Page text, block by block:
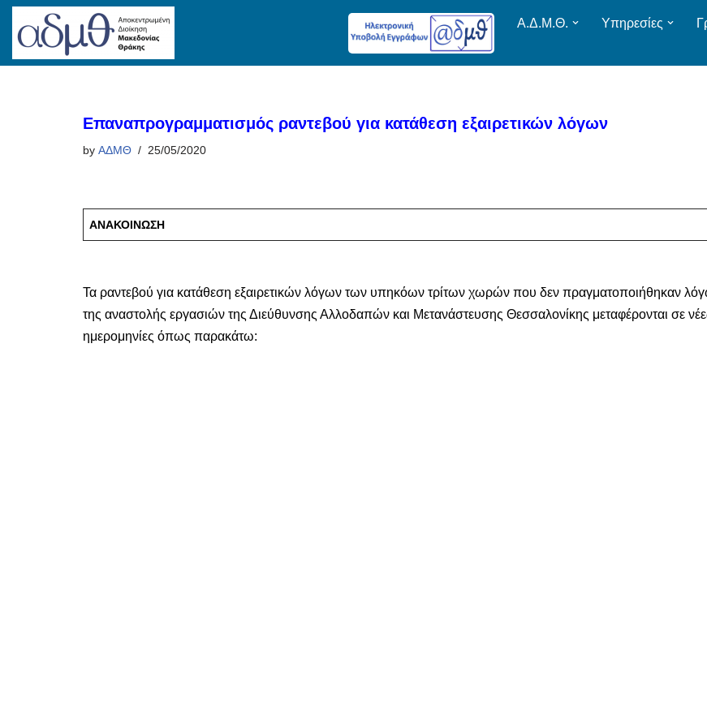
Skip
to
Α.Δ.Μ.Θ. Υπηρεσίες
Επαναπρογραμματισμός ραντεβού για κατάθεση εξαιρετικών λόγων
by ΑΔΜΘ 25/05/2020
ΑΝΑΚΟΙΝΩΣΗ
Τα ραντεβού για κατάθεση εξαιρετικών λόγων των υπηκόων τρίτων χωρών που δεν πραγματοποιήθηκαν
της αναστολής εργασιών της Διεύθυνσης Αλλοδαπών και Μετανάστευσης Θεσσαλονίκης μεταφέρονται σε
ημερομηνίες όπως παρακάτω: